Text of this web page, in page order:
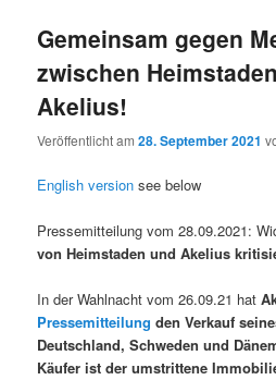
Gemeinsam gegen
zwischen
Akelius!
Veröffentlicht am28. September 2021
English version see below
Pressemitteilung vom 28.09.2021:
von Heimstaden und Akelius
In der Wahlnacht vom 26.09.21 hat
Pressemitteilung den Verkauf
Deutschland, Schweden und
Käufer ist der umstrittene